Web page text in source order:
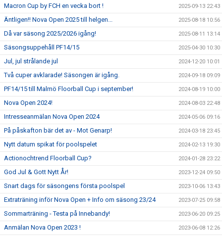
Macron Cup by FCH en vecka bort ! 2025-09-13 22:43
Äntligen!! Nova Open 2025 till helgen... 2025-08-18 10:56
Då var säsong 2025/2026 igång! 2025-08-11 13:14
Säsongsuppehåll PF14/15 2025-04-30 10:30
Jul, jul strålande jul 2024-12-20 10:01
Två cuper avklarade! Säsongen är igång. 2024-09-18 09:09
PF14/15 till Malmö Floorball Cup i september! 2024-08-19 10:00
Nova Open 2024! 2024-08-03 22:48
Intresseanmälan Nova Open 2024 2024-05-06 09:16
På påskafton bär det av - Mot Genarp! 2024-03-18 23:45
Nytt datum spikat för poolspelet 2024-02-13 19:30
Actionochtrend Floorball Cup? 2024-01-28 23:22
God Jul & Gott Nytt År! 2023-12-24 09:50
Snart dags för säsongens första poolspel 2023-10-06 13:43
Extraträning inför Nova Open + Info om säsong 23/24 2023-07-25 09:58
Sommarträning - Testa på Innebandy! 2023-06-20 09:25
Anmälan Nova Open 2023 ! 2023-06-08 12:26